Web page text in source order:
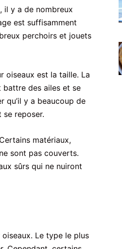
il y a de nombreux
est suffisamment
perchoirs et jouets
oiseaux est la taille. La
battre des ailes et se
qu’il y a beaucoup de
reposer.
matériaux,
sont pas couverts.
sûrs qui ne nuiront
Le type le plus